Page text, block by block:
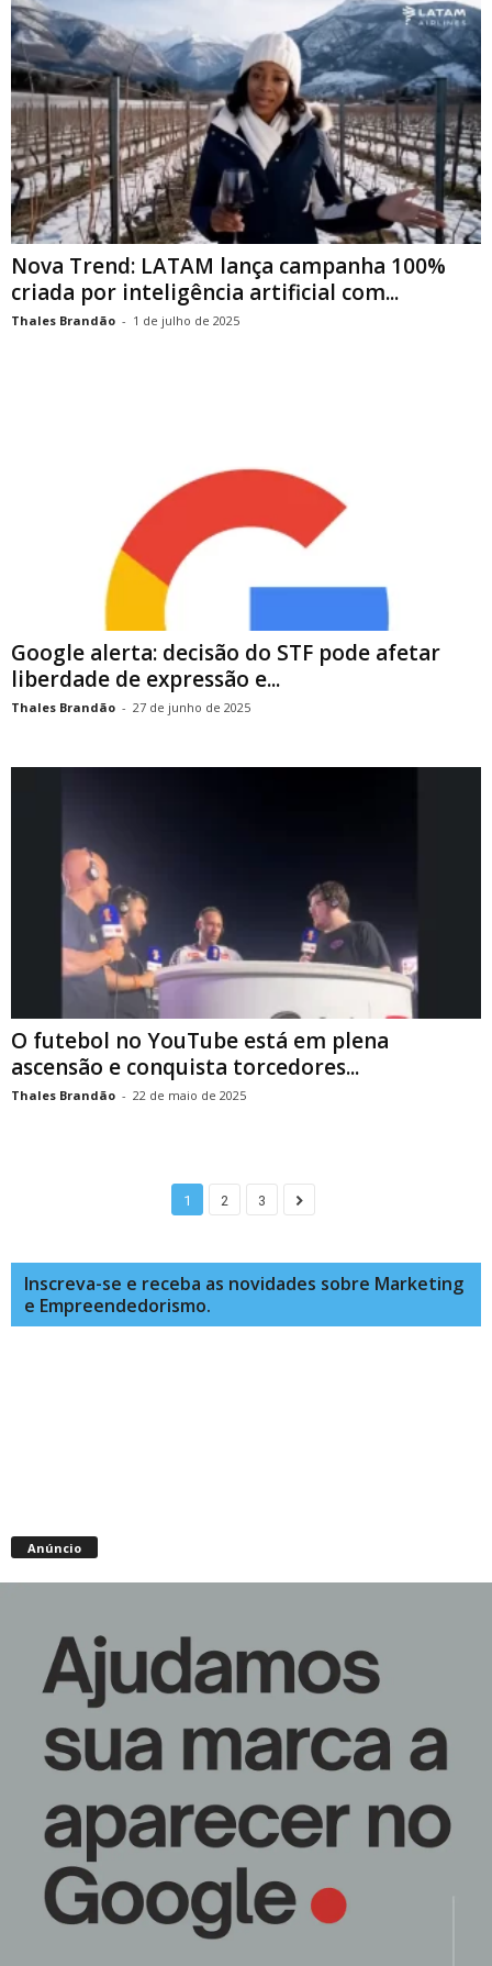
Nova Trend: LATAM lança campanha 100%
criada por inteligência artificial com...
Thales Brandão - 1 de julho de 2025
Google alerta: decisão do STF pode afetar
liberdade de expressão e...
Thales Brandão - 27 de junho de 2025
O futebol no YouTube está em plena
ascensão e conquista torcedores...
Thales Brandão - 22 de maio de 2025
1 2 3
Inscreva-se e receba as novidades sobre Marketing
e Empreendedorismo.
Anúncio